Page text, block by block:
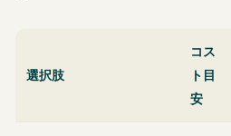
選択肢
コス
ト目
安